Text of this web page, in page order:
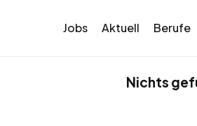
Jobs Aktuell Berufe
Nichts